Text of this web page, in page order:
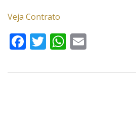
Veja Contrato
Facebook
TwitterWhatsApp